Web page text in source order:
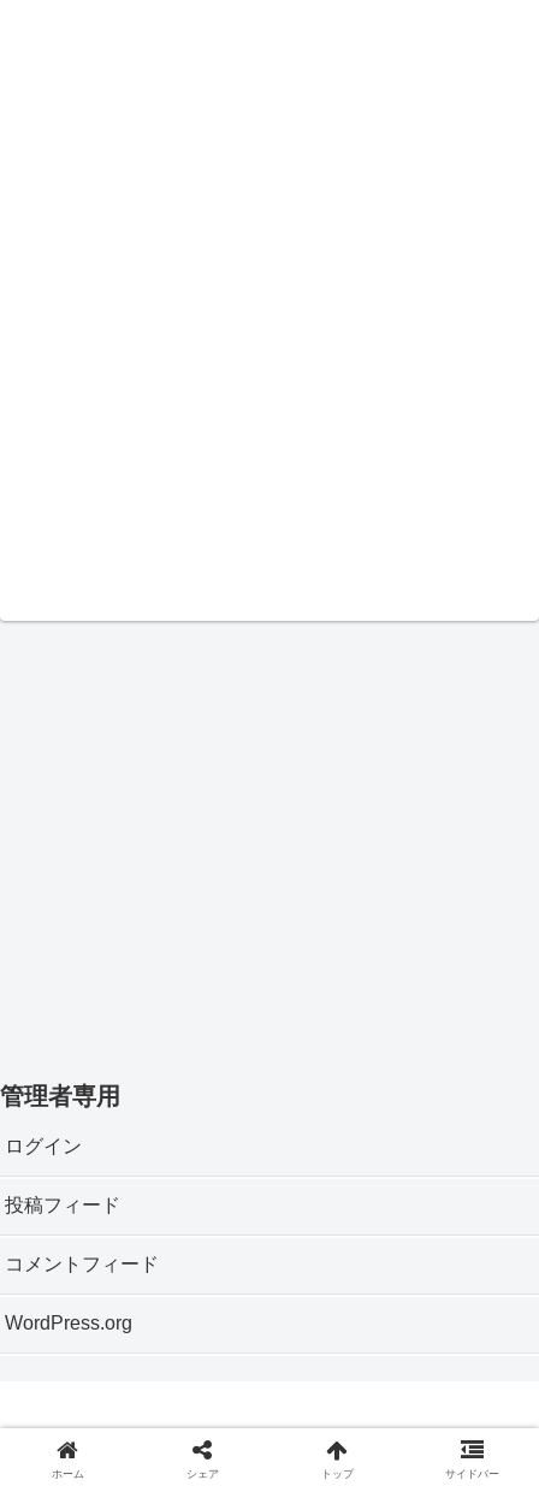
管理者専用
ログイン
投稿フィード
コメントフィード
WordPress.org
Copyright © 2012 神戸垂水おもちゃ箱 All Rights Reserved.
ホーム シェア トップ サイドバー